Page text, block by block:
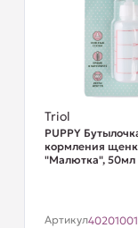
Triol
PUPPY
кормления
"Малютка", 50мл
Артикул40201001